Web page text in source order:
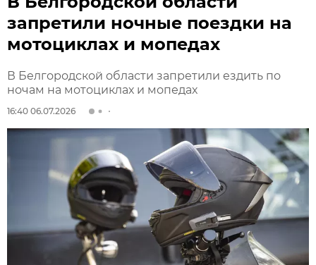
запретили ночные поездки на
мотоциклах и мопедах
В Белгородской области запретили ездить по
ночам на мотоциклах и мопедах
16:40 06.07.2026